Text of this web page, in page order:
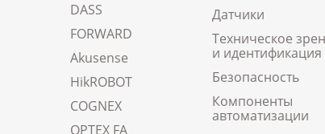
DASS
FORWARD
Akusense
HikROBOT
COGNEX
OPTEX FA
Датчики
Техническое
и идентификация
Безопасность
Компоненты
автоматизации